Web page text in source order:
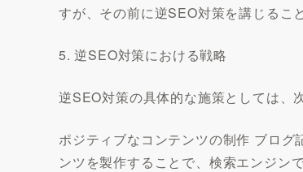
すが、その前に逆SEO対策を講じるこ
5. 逆SEO対策における戦略
逆SEO対策の具体的な施策としては、
ポジティブなコンテンツの制作 ブロ
ンツを製作することで、検索エンジン